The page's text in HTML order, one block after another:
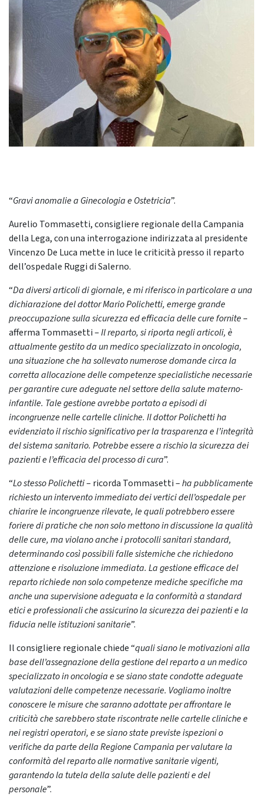
“Gravi anomalie a Ginecologia e Ostetricia”.
Aurelio Tommasetti, consigliere regionale della Campania
della Lega, con una interrogazione indirizzata al presidente
Vincenzo De Luca mette in luce le criticità presso il reparto
dell’ospedale Ruggi di Salerno.
“Da diversi articoli di giornale, e mi riferisco in particolare a una
dichiarazione del dottor Mario Polichetti, emerge grande
preoccupazione sulla sicurezza ed efficacia delle cure fornite–
afferma Tommasetti –Il reparto, si riporta negli articoli, è
attualmente gestito da un medico specializzato in oncologia,
una situazione che ha sollevato numerose domande circa la
corretta allocazione delle competenze specialistiche necessarie
per garantire cure adeguate nel settore della salute materno-
infantile. Tale gestione avrebbe portato a episodi di
incongruenze nelle cartelle cliniche. Il dottor Polichetti ha
evidenziato il rischio significativo per la trasparenza e l’integrità
del sistema sanitario. Potrebbe essere a rischio la sicurezza dei
pazienti e l’efficacia del processo di cura”.
“Lo stesso Polichetti– ricorda Tommasetti –ha pubblicamente
richiesto un intervento immediato dei vertici dell’ospedale per
chiarire le incongruenze rilevate, le quali potrebbero essere
foriere di pratiche che non solo mettono in discussione la qualità
delle cure, ma violano anche i protocolli sanitari standard,
determinando così possibili falle sistemiche che richiedono
attenzione e risoluzione immediata. La gestione efficace del
reparto richiede non solo competenze mediche specifiche ma
anche una supervisione adeguata e la conformità a standard
etici e professionali che assicurino la sicurezza dei pazienti e la
fiducia nelle istituzioni sanitarie”.
Il consigliere regionale chiede “quali siano le motivazioni alla
base dell’assegnazione della gestione del reparto a un medico
specializzato in oncologia e se siano state condotte adeguate
valutazioni delle competenze necessarie. Vogliamo inoltre
conoscere le misure che saranno adottate per affrontare le
criticità che sarebbero state riscontrate nelle cartelle cliniche e
nei registri operatori, e se siano state previste ispezioni o
verifiche da parte della Regione Campania per valutare la
conformità del reparto alle normative sanitarie vigenti,
garantendo la tutela della salute delle pazienti e del
personale”.